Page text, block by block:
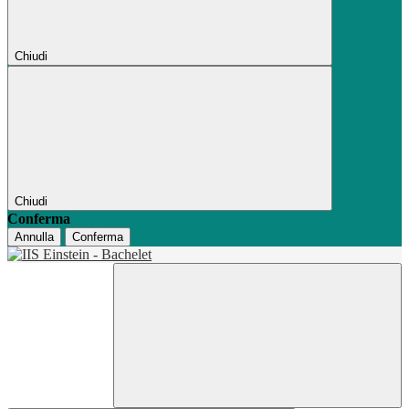
Chiudi
Chiudi
Conferma
Annulla Conferma